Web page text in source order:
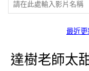
最近更
達樹老師太